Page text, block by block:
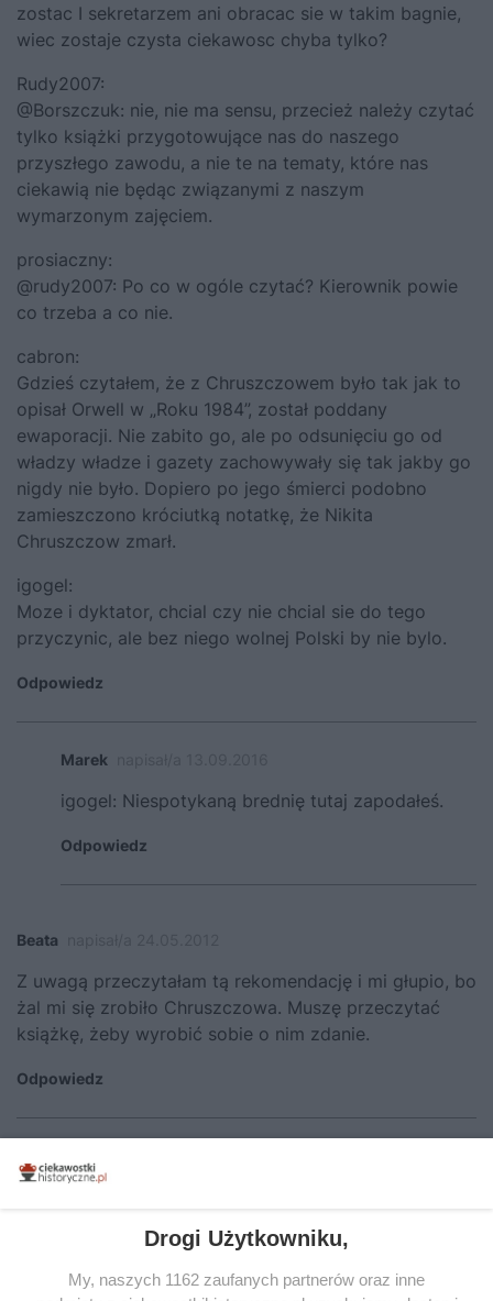
zostac I sekretarzem ani obracac sie w takim bagnie,
wiec zostaje czysta ciekawosc chyba tylko?
Rudy2007:
@Borszczuk: nie, nie ma sensu, przecież należy czytać
tylko książki przygotowujące nas do naszego
przyszłego zawodu, a nie te na tematy, które nas
ciekawią nie będąc związanymi z naszym
wymarzonym zajęciem.
prosiaczny:
@rudy2007: Po co w ogóle czytać? Kierownik powie
co trzeba a co nie.
cabron:
Gdzieś czytałem, że z Chruszczowem było tak jak to
opisał Orwell w „Roku 1984”, został poddany
ewaporacji. Nie zabito go, ale po odsunięciu go od
władzy władze i gazety zachowywały się tak jakby go
nigdy nie było. Dopiero po jego śmierci podobno
zamieszczono króciutką notatkę, że Nikita
Chruszczow zmarł.
igogel:
Moze i dyktator, chcial czy nie chcial sie do tego
przyczynic, ale bez niego wolnej Polski by nie bylo.
Odpowiedz
Marek
igogel: Niespotykaną brednię tutaj zapodałeś.
Odpowiedz
Beata
Z uwagą przeczytałam tą rekomendację i mi głupio, bo
żal mi się zrobiło Chruszczowa. Muszę przeczytać
książkę, żeby wyrobić sobie o nim zdanie.
Odpowiedz
skończył życie w dziwnych okolicznościach,
Chruszczow z kolei poszedł w równie tajemniczą
Drogi Użytkowniku,
My, naszych 1162 zaufanych partnerów oraz inne